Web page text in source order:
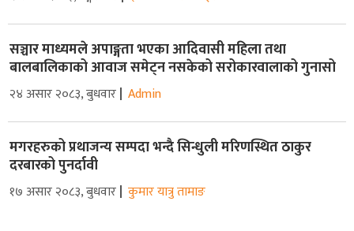
सञ्चार माध्यमले अपाङ्गता भएका आदिवासी महिला तथा
बालबालिकाको आवाज समेट्न नसकेको सरोकारवालाको गुनासो
२४ असार २०८३, बुधवार Admin
मगरहरुको प्रथाजन्य सम्पदा भन्दै सिन्धुली मरिणस्थित ठाकुर
दरबारको पुनर्दावी
१७ असार २०८३, बुधवार कुमार यात्रु तामाङ